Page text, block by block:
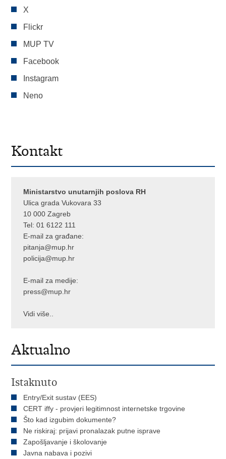
X
Flickr
MUP TV
Facebook
Instagram
Neno
Kontakt
Ministarstvo unutarnjih poslova RH
Ulica grada Vukovara 33
10 000 Zagreb
Tel:01 6122 111
E-mail za građane:
pitanja@mup.hr
policija@mup.hr
E-mail za medije:
press@mup.hr
Vidi više..
Aktualno
Istaknuto
Entry/Exit sustav (EES)
CERT iffy - provjeri legitimnost internetske trgovine
Što kad izgubim dokumente?
Ne riskiraj: prijavi pronalazak putne isprave
Zapošljavanje i školovanje
Javna nabava i pozivi